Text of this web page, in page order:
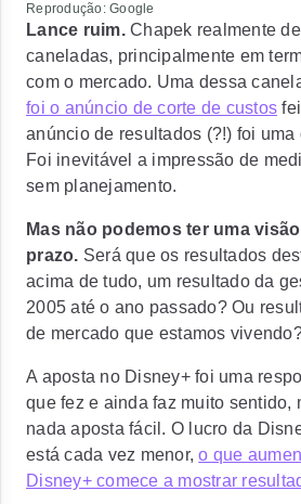
Reprodução: Google
Lance ruim.Chapek realmente
caneladas, principalmente em
com o mercado. Uma dessa
foi o anúncio de corte de custos
anúncio de resultados (?!) foi
Foi inevitável a impressão de
sem planejamento.
Mas não podemos ter uma
prazo. Será que os resultados
acima de tudo, um resultado da
2005 até o ano passado? Ou
de mercado que estamos
A aposta no Disney+ foi uma
que fez e ainda faz muito sentido,
nada aposta fácil. O lucro da
está cada vez menor,o que
Disney+ comece a mostrar